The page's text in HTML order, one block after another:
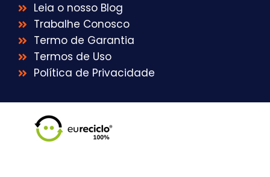
Leia o nosso Blog
Trabalhe Conosco
Termo de Garantia
Termos de Uso
Política de Privacidade